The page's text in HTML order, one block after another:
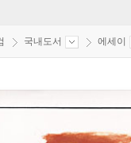
국내도서 에세이